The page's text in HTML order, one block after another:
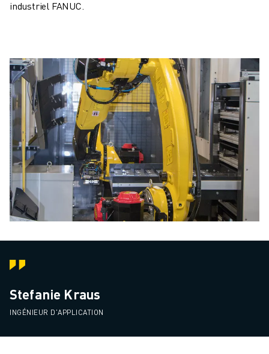
industriel FANUC.
Stefanie Kraus
INGÉNIEUR D'APPLICATION